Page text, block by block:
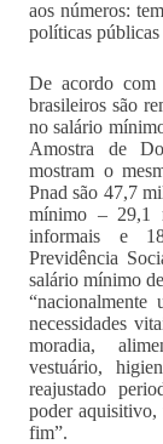
aos números:
políticas públicas
De acordo
brasileiros são
no salário
Amostra de
mostram o
Pnad são 47,7
mínimo – 29,1
informais e
Previdência
salário mínimo
“nacionalmente
necessidades
moradia,
vestuário,
reajustado
poder aquisitivo,
fim”.